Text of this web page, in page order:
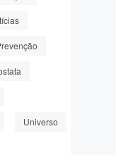
Universo